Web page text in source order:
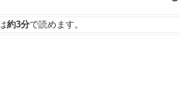
約3分で読めます。